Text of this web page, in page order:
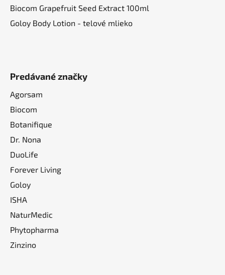
Biocom Grapefruit Seed Extract 100ml
Goloy Body Lotion - telové mlieko
Predávané značky
Agorsam
Biocom
Botanifique
Dr. Nona
DuoLife
Forever Living
Goloy
ISHA
NaturMedic
Phytopharma
Zinzino